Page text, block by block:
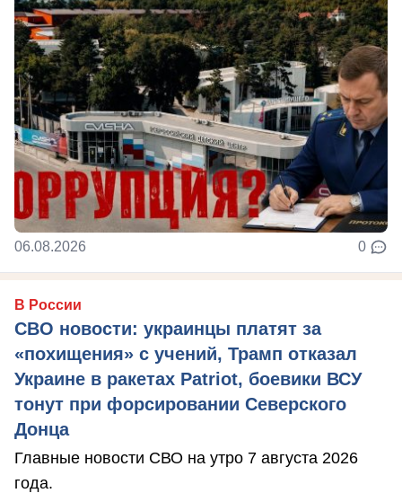
06.08.2026 0
В России
СВО новости: украинцы платят за
«похищения» с учений, Трамп отказал
Украине в ракетах Patriot, боевики ВСУ
тонут при форсировании Северского
Донца
Главные новости СВО на утро 7 августа 2026
года.